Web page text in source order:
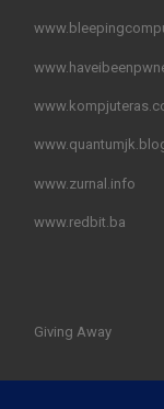
www.zurnal.info
www.redbit.ba
Giving Away